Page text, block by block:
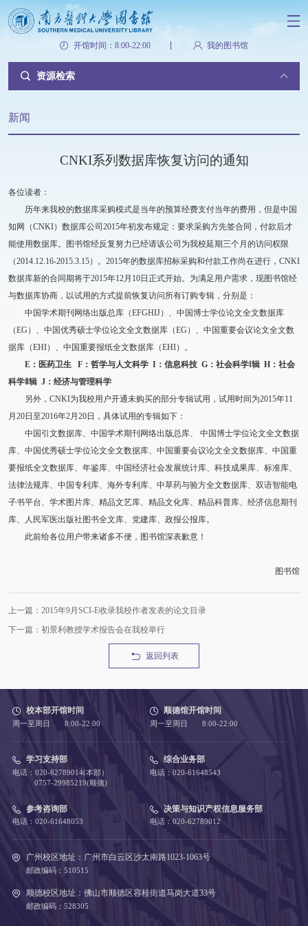
开馆时间：8:00-22:00 我的图书馆
资源检索
新闻
CNKI系列数据库恢复访问的通知
各位读者：
历年来我校的数据库采购模式是当年的预算经费支付当年的费用，但是中国
知网（CNKI）数据库公司2015年初发布规定：要求采购方先签合同，付款后才
能使用数据库。图书馆经反复努力已经请该公司为我校延期三个月的访问权限
（2014.12.16-2015.3.15）。2015年的数据库招标采购和付款工作尚在进行，CNKI
数据库新的合同期将于2015年12月10日正式开始。为满足用户需求，现图书馆经
与数据库协商，以试用的方式提前恢复访问所有订购专辑，分别是：
中国学术期刊网络出版总库（EFGHIJ）、中国博士学位论文全文数据库
（EG）、中国优秀硕士学位论文全文数据库（EG）、中国重要会议论文全文数
据库（EHI）、中国重要报纸全文数据库（EHI）。
E：医药卫生F：哲学与人文科学I：信息科技G：社会科学Ⅰ辑H：社会
科学Ⅱ辑J：经济与管理科学
另外，CNKI为我校用户开通未购买的部分专辑试用，试用时间为2015年11
月20日至2016年2月20日，具体试用的专辑如下：
中国引文数据库、中国学术期刊网络出版总库、 中国博士学位论文全文数据
库、中国优秀硕士学位论文全文数据库、中国重要会议论文全文数据库、中国重
要报纸全文数据库、年鉴库、中国经济社会发展统计库、科技成果库、标准库、
法律法规库、中国专利库、海外专利库、中草药与验方全文数据库、双语智能电
子书平台、学术图片库、精品文艺库、精品文化库、精品科普库、经济信息期刊
库、人民军医出版社图书全文库、党建库、政报公报库。
此前给各位用户带来诸多不便，图书馆深表歉意！
图书馆
上一篇：2015年9月SCI-E收录我校作者发表的论文目录
下一篇：初景利教授学术报告会在我校举行
返回列表
校本部开馆时间
周一至周日 8:00-22:00
顺德馆开馆时间
周一至周日 8:00-22:00
学习支持部
电话：020-62789014(本部）
0757-29985219(顺德)
综合业务部
电话：020-61648543
参考咨询部
电话：020-61648053
决策与知识产权信息服务部
电话：020-62789012
广州校区地址：广州市白云区沙太南路1023-1063号
邮政编码：510515
顺德校区地址：佛山市顺德区容桂街道马岗大道33号
邮政编码：528305